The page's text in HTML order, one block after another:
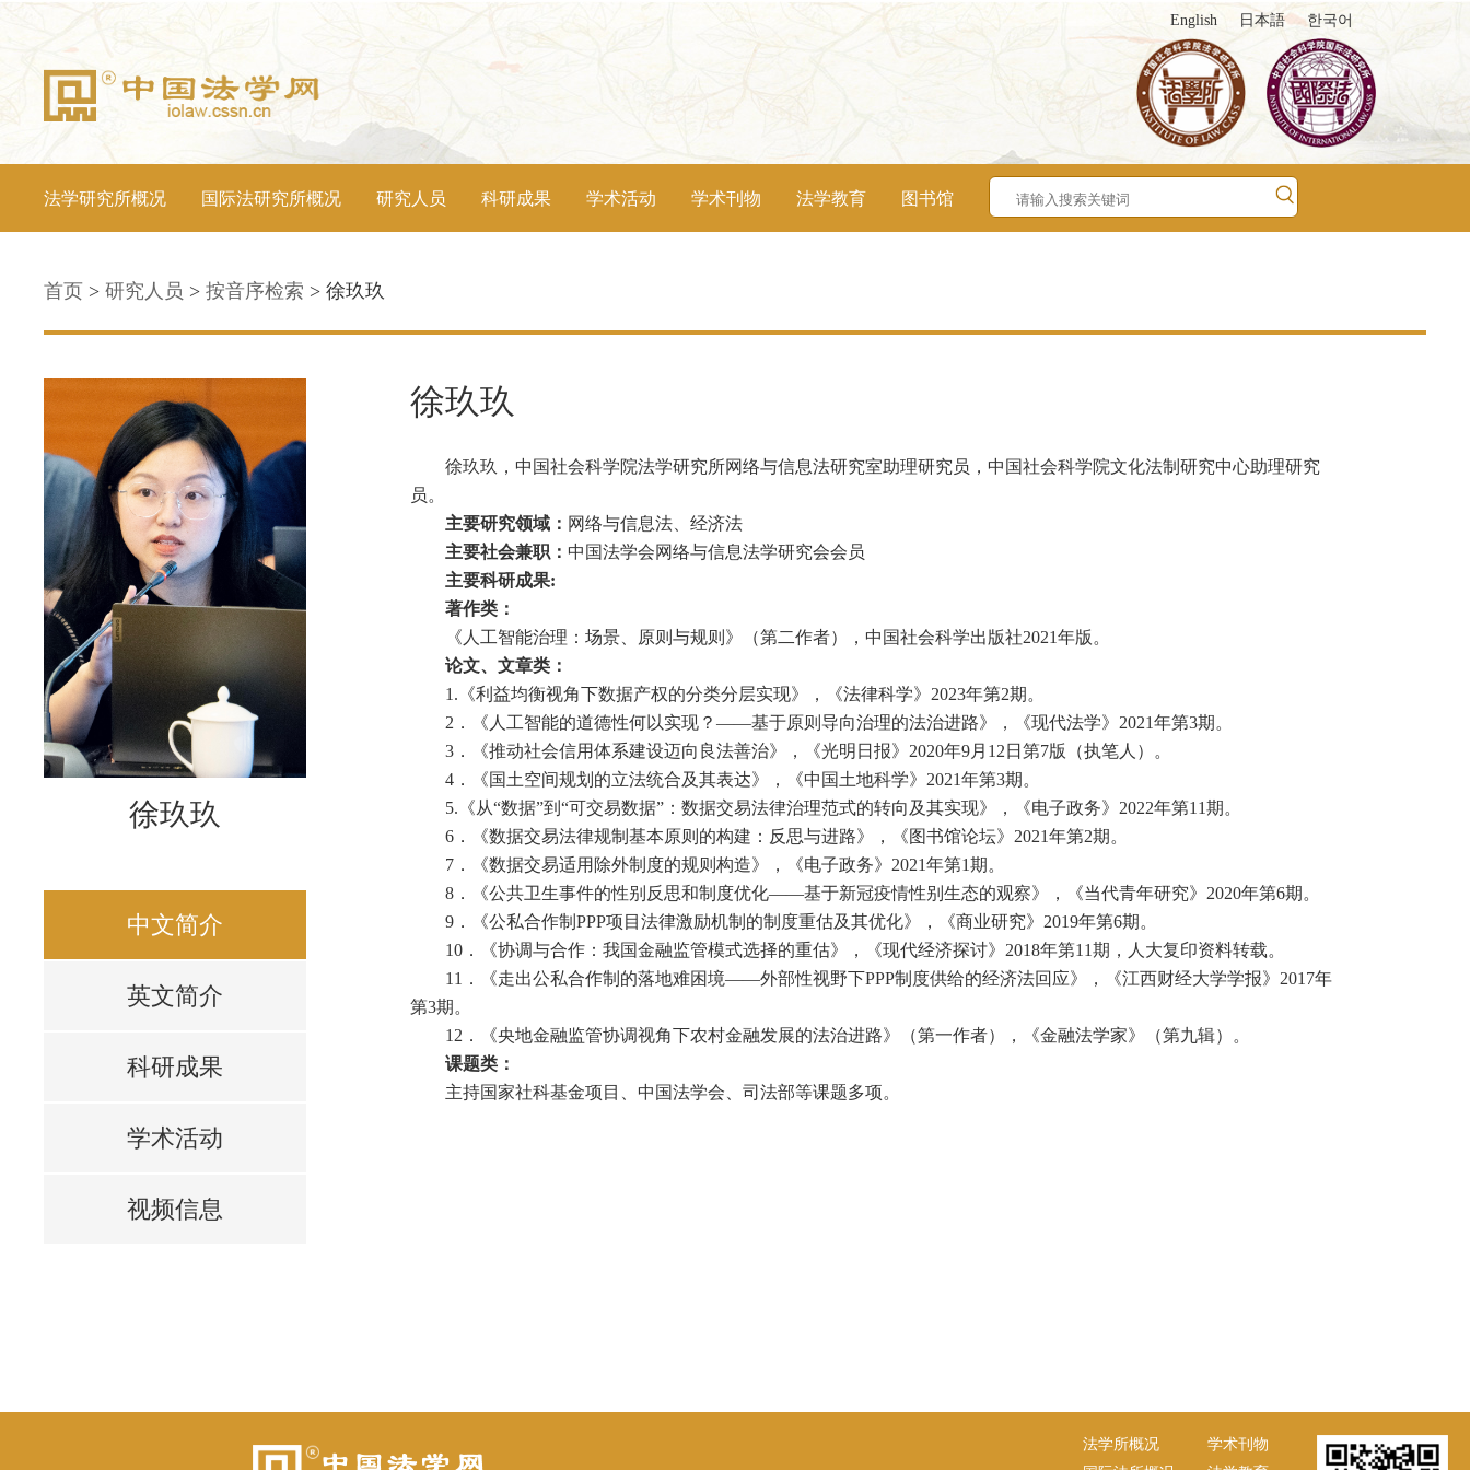
English 日本語 한국어
法学研究所概况 国际法研究所概况 研究人员 科研成果 学术活动 学术刊物 法学教育 图书馆
首页 > 研究人员 > 按音序检索 > 徐玖玖
徐玖玖
中文简介
英文简介
科研成果
学术活动
视频信息
徐玖玖
徐玖玖，中国社会科学院法学研究所网络与信息法研究室助理研究员，中国社会科学院文化法制研究中心助理研究
员。
主要研究领域： 网络与信息法、经济法
主要社会兼职： 中国法学会网络与信息法学研究会会员
主要科研成果:
著作类：
《人工智能治理：场景、原则与规则》（第二作者），中国社会科学出版社2021年版。
论文、文章类：
1.《利益均衡视角下数据产权的分类分层实现》，《法律科学》2023年第2期。
2．《人工智能的道德性何以实现？——基于原则导向治理的法治进路》，《现代法学》2021年第3期。
3．《推动社会信用体系建设迈向良法善治》，《光明日报》2020年9月12日第7版（执笔人）。
4．《国土空间规划的立法统合及其表达》，《中国土地科学》2021年第3期。
5.《从“数据”到“可交易数据”：数据交易法律治理范式的转向及其实现》，《电子政务》2022年第11期。
6．《数据交易法律规制基本原则的构建：反思与进路》，《图书馆论坛》2021年第2期。
7．《数据交易适用除外制度的规则构造》，《电子政务》2021年第1期。
8．《公共卫生事件的性别反思和制度优化——基于新冠疫情性别生态的观察》，《当代青年研究》2020年第6期。
9．《公私合作制PPP项目法律激励机制的制度重估及其优化》，《商业研究》2019年第6期。
10．《协调与合作：我国金融监管模式选择的重估》，《现代经济探讨》2018年第11期，人大复印资料转载。
11．《走出公私合作制的落地难困境——外部性视野下PPP制度供给的经济法回应》，《江西财经大学学报》2017年
第3期。
12．《央地金融监管协调视角下农村金融发展的法治进路》（第一作者），《金融法学家》（第九辑）。
课题类：
主持国家社科基金项目、中国法学会、司法部等课题多项。
法学所概况
学术刊物